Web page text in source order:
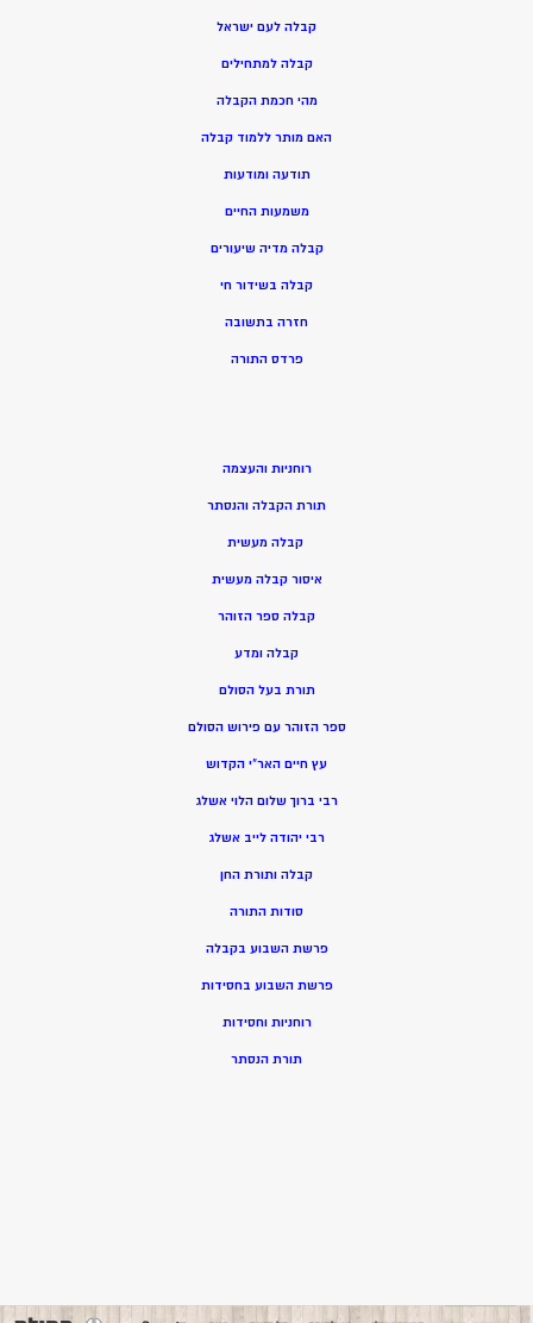
קבלה לעם ישראל
קבלה למתחילים
מהי חכמת הקבלה
האם מותר ללמוד קבלה
תודעה ומודעות
משמעות החיים
קבלה מדיה שיעורים
קבלה בשידור חי
חזרה בתשובה
פרדס התורה
רוחניות והעצמה
תורת הקבלה והנסתר
קבלה מעשית
איסור קבלה מעשית
קבלה ספר הזוהר
קבלה ומדע
תורת בעל הסולם
ספר הזוהר עם פירוש הסולם
עץ חיים האר”י הקדוש
רבי ברוך שלום הלוי אשלג
רבי יהודה לייב אשלג
קבלה ותורת החן
סודות התורה
פרשת השבוע בקבלה
פרשת השבוע בחסידות
רוחניות וחסידות
תורת הנסתר